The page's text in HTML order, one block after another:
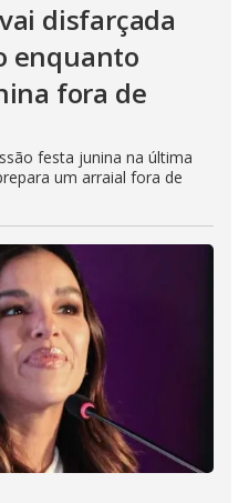
disfarçada
enquanto
fora de
festa junina na última
um arraial fora de